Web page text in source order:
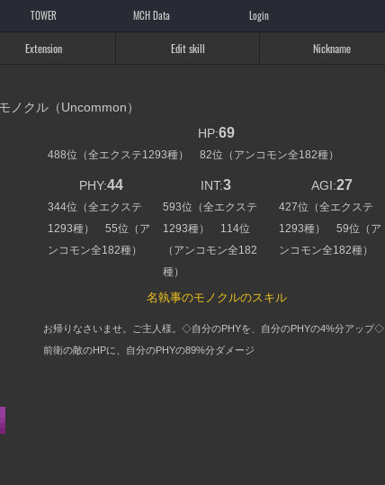
TOWER MCH Data Login
Extension Edit skill Nickname
ノクル（Uncommon）
HP:69
488位（全エクステ1293種） 82位（アンコモン全182種）
PHY:44
344位（全エクステ
1293種） 55位（ア
ンコモン全182種）
INT:3
593位（全エクステ
1293種） 114位
（アンコモン全182
種）
AGI:27
427位（全エクステ
1293種） 59位（ア
ンコモン全182種）
名執事のモノクルのスキル
お帰りなさいませ。ご主人様。◇自分のPHYを、自分のPHYの4%分アップ◇
前衛の敵のHPに、自分のPHYの89%分ダメージ